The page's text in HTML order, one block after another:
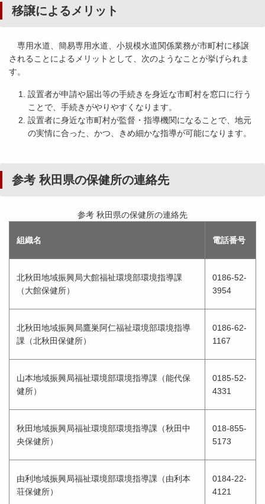
移譲によるメリット
専用水道、簡易専用水道、小規模水道関係業務が市町村に移譲
されることによるメリットとして、次のようなことが挙げられま
す。
設置者が申請や届出等の手続きを身近な市町村を窓口に行う
ことで、手続きがやりやすくなります。
設置者に身近な市町村が監督・指導機関になることで、地元
の実情に合った、かつ、きめ細かな指導が可能になります。
参考 秋田県の保健所の連絡先
組織名 電話番号
参考 秋田県の保健所の連絡先
北秋田地域振興局大館福祉環境部環境指導課
（大館保健所）
0186-52-
3954
北秋田地域振興局鷹巣阿仁福祉環境部環境指導
課（北秋田保健所）
0186-62-
1167
山本地域振興局福祉環境部環境指導課（能代保
健所）
0185-52-
4331
秋田地域振興局福祉環境部環境指導課（秋田中
央保健所）
018-855-
5173
由利地域振興局福祉環境部環境指導課（由利本
荘保健所）
0184-22-
4121